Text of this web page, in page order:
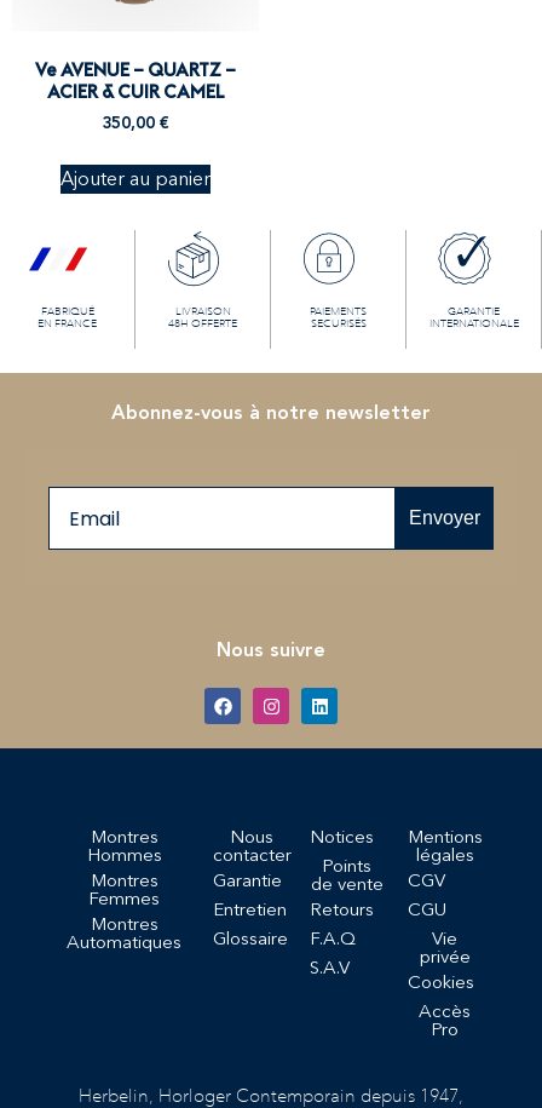
Ve AVENUE – QUARTZ –
ACIER & CUIR CAMEL
350,00 €
Ajouter au panier
FABRIQUÉ
EN FRANCE
LIVRAISON
48H OFFERTE
PAIEMENTS
SECURISÉS
GARANTIE
INTERNATIONALE
Abonnez-vous à notre newsletter
Envoyer
Nous suivre
Montres
Hommes
Montres
Femmes
Montres
Automatiques
Nous
contacter
Garantie
Entretien
Glossaire
Notices
Points
de vente
Retours
F.A.Q
S.A.V
Mentions
légales
CGV
CGU
Vie
privée
Cookies
Accès
Pro
Herbelin, Horloger Contemporain depuis 1947,